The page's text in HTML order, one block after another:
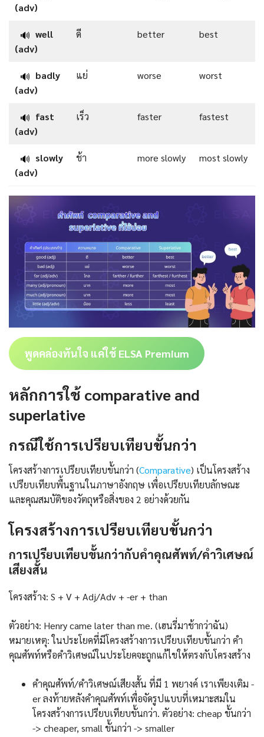
(adv)
🔊 well
(adv)
ดี better best
🔊 badly
(adv)
แย่ worse worst
🔊 fast
(adv)
เร็ว faster fastest
🔊 slowly
(adv)
ช้า more slowly most slowly
พูดคล่องทันใจ แค่ใช้ ELSA Premium
หลักการใช้ comparative and
superlative
กรณีใช้การเปรียบเทียบขั้นกว่า
โครงสร้างการเปรียบเทียบขั้นกว่า (Comparative) เป็นโครงสร้าง
เปรียบเทียบพื้นฐานในภาษาอังกฤษ เพื่อเปรียบเทียบลักษณะ
และคุณสมบัติของวัตถุหรือสิ่งของ 2 อย่างด้วยกัน
โครงสร้างการเปรียบเทียบขั้นกว่า
การเปรียบเทียบขั้นกว่ากับคำคุณศัพท์/คำวิเศษณ์
เสียงสั้น
โครงสร้าง: S + V + Adj/Adv + -er + than
ตัวอย่าง: Henry came later than me. (เฮนรี่มาช้ากว่าฉัน)
หมายเหตุ: ในประโยคที่มีโครงสร้างการเปรียบเทียบขั้นกว่า คำ
คุณศัพท์หรือคำวิเศษณ์ในประโยคจะถูกแก้ไขให้ตรงกับโครงสร้าง
คำคุณศัพท์/คำวิเศษณ์เสียงสั้น ที่มี 1 พยางค์ เราเพียงเติม -
er ลงท้ายหลังคำคุณศัพท์เพื่อจัดรูปแบบที่เหมาะสมใน
โครงสร้างการเปรียบเทียบขั้นกว่า. ตัวอย่าง: cheap ขั้นกว่า
-> cheaper, small ขั้นกว่า -> smaller